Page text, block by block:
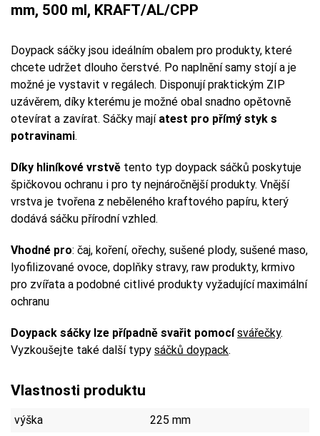
mm, 500 ml, KRAFT/AL/CPP
Doypack sáčky jsou ideálním obalem pro produkty, které
chcete udržet dlouho čerstvé. Po naplnění samy stojí a je
možné je vystavit v regálech. Disponují praktickým ZIP
uzávěrem, díky kterému je možné obal snadno opětovně
otevírat a zavírat. Sáčky majíatest pro přímý styk s
potravinami.
Díky hliníkové vrstvě tento typ doypack sáčků poskytuje
špičkovou ochranu i pro ty nejnáročnější produkty. Vnější
vrstva je tvořena z neběleného kraftového papíru, který
dodává sáčku přírodní vzhled.
Vhodné pro: čaj, koření, ořechy, sušené plody, sušené maso,
lyofilizované ovoce, doplňky stravy, raw produkty, krmivo
pro zvířata a podobné citlivé produkty vyžadující maximální
ochranu
Doypack sáčky lze případně svařit pomocí svářečky.
Vyzkoušejte také další typy sáčků doypack.
Vlastnosti produktu
výška
225 mm